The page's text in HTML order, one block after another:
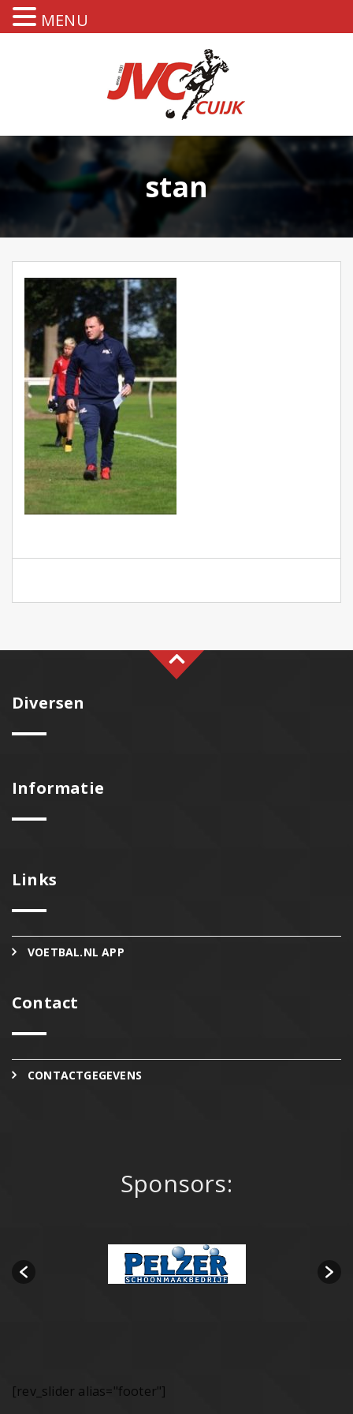
stan
Diversen
Informatie
Links
VOETBAL.NL APP
Contact
CONTACTGEGEVENS
Sponsors:
[rev_slider alias="footer"]
MENU